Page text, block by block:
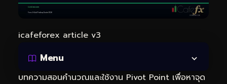
icafeforex article v3
Menu
บทความสอนคำนวณและใช้งาน Pivot Point เพื่อหาจุด